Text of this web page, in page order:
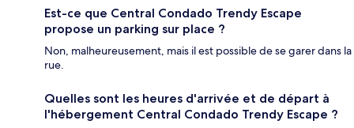
Est-ce que Central Condado Trendy Escape
propose un parking sur place ?
Non, malheureusement, mais il est possible de se garer dans la
rue.
Quelles sont les heures d'arrivée et de départ à
l'hébergement Central Condado Trendy Escape ?